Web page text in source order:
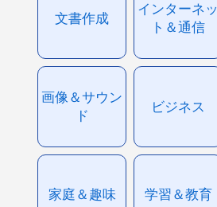
文書作成
インターネッ
ト＆通信
画像＆サウン
ド
ビジネス
家庭＆趣味 学習＆教育